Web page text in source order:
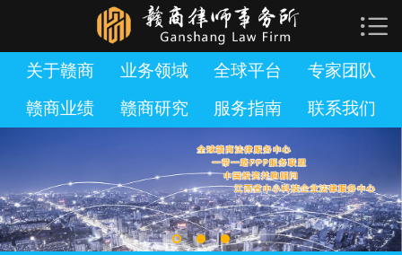
 网站首页
关于赣商
业务领域
全球平台
专家团队
赣商业绩

关于赣商 业务领域 全球平台
专家团队
赣商业绩
赣商研究 服务指南 联系我们